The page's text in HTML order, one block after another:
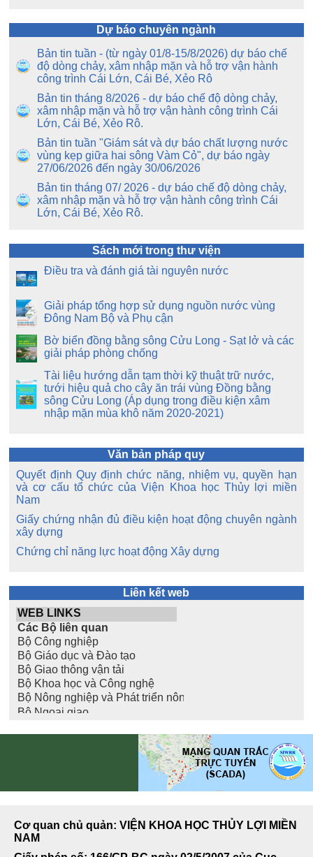
Dự báo chuyên ngành
Bản tin tuần - (từ ngày 01/8-15/8/2026) dự báo chế
độ dòng chảy, xâm nhập mặn và hỗ trợ vận hành
công trình Cái Lớn, Cái Bé, Xẻo Rô
Bản tin tháng 8/2026 - dự báo chế độ dòng chảy,
xâm nhập mặn và hỗ trợ vận hành công trình Cái
Lớn, Cái Bé, Xẻo Rô.
Bản tin tuần "Giám sát và dự báo chất lượng nước
vùng kẹp giữa hai sông Vàm Cỏ", dự báo ngày
27/06/2026 đến ngày 30/06/2026
Bản tin tháng 07/ 2026 - dự báo chế độ dòng chảy,
xâm nhập mặn và hỗ trợ vận hành công trình Cái
Lớn, Cái Bé, Xẻo Rô.
Sách mới trong thư viện
Điều tra và đánh giá tài nguyên nước
Giải pháp tổng hợp sử dụng nguồn nước vùng
Đông Nam Bộ và Phụ cận
Bờ biển đồng bằng sông Cửu Long - Sạt lở và các
giải pháp phòng chống
Tài liệu hướng dẫn tạm thời kỹ thuật trữ nước,
tưới hiệu quả cho cây ăn trái vùng Đồng bằng
sông Cửu Long (Áp dụng trong điều kiện xâm
nhập mặn mùa khô năm 2020-2021)
Văn bản pháp quy
Quyết định Quy định chức năng, nhiệm vụ, quyền hạn
và cơ cấu tổ chức của Viện Khoa học Thủy lợi miền
Nam
Giấy chứng nhận đủ điều kiện hoạt động chuyên ngành
xây dựng
Chứng chỉ năng lực hoạt động Xây dựng
Liên kết web
Cơ quan chủ quản: VIỆN KHOA HỌC THỦY LỢI MIỀN
NAM